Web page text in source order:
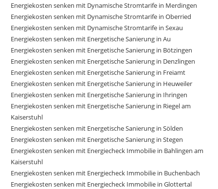
Energiekosten senken mit Dynamische Stromtarife in Merdingen
Energiekosten senken mit Dynamische Stromtarife in Oberried
Energiekosten senken mit Dynamische Stromtarife in Sexau
Energiekosten senken mit Energetische Sanierung in Au
Energiekosten senken mit Energetische Sanierung in Bötzingen
Energiekosten senken mit Energetische Sanierung in Denzlingen
Energiekosten senken mit Energetische Sanierung in Freiamt
Energiekosten senken mit Energetische Sanierung in Heuweiler
Energiekosten senken mit Energetische Sanierung in Ihringen
Energiekosten senken mit Energetische Sanierung in Riegel am
Kaiserstuhl
Energiekosten senken mit Energetische Sanierung in Sölden
Energiekosten senken mit Energetische Sanierung in Stegen
Energiekosten senken mit Energiecheck Immobilie in Bahlingen am
Kaiserstuhl
Energiekosten senken mit Energiecheck Immobilie in Buchenbach
Energiekosten senken mit Energiecheck Immobilie in Glottertal